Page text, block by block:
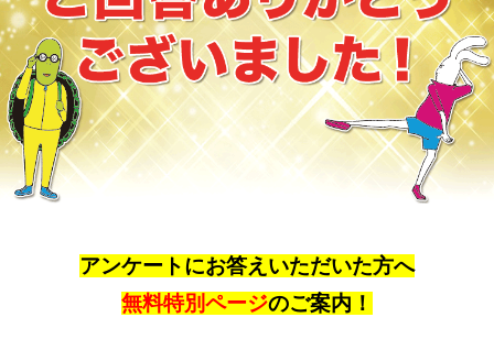
アンケートにお答えいただいた方へ
無料特別ページのご案内！